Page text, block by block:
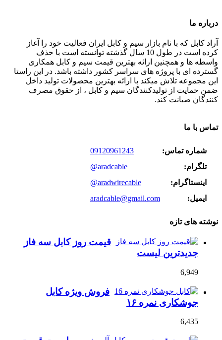
درباره ما
آراد کابل که با نام بازار سیم و کابل ایران فعالیت خود را آغاز
کرده است در طول 10 سال گذشته توانسته است با حذف
واسطه ها و همچنین ارائه بهترین قیمت سیم و کابل همکاری
گسترده ای با پروژه های سراسر کشور داشته باشد. در این راستا
این مجموعه تلاش میکند با ارائه بهترین محصولات تولید داخل
ضمن حمایت از تولیدکنندگان سیم و کابل ، از حقوق مصرف
کنندگان صیانت کند.
تماس با ما
شماره تماس:
09120961243
تلگرام:
@aradcable
اینستاگرام:
@aradwirecable
ایمیل:
aradcable@gmail.com
نوشته های تازه
قیمت روز کابل سه فاز
جدیدترین لیست
6,949
فروش ویژه کابل
جوشکاری نمره ۱۶
6,435